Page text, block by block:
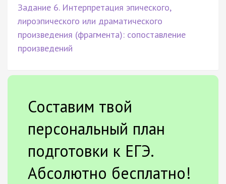
Задание 6. Интерпретация эпического,
лироэпического или драматического
произведения (фрагмента): сопоставление
произведений
Составим твой
персональный план
подготовки к ЕГЭ.
Абсолютно бесплатно!